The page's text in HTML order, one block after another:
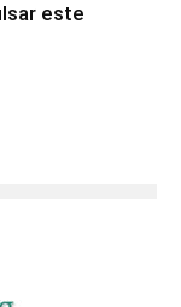
este